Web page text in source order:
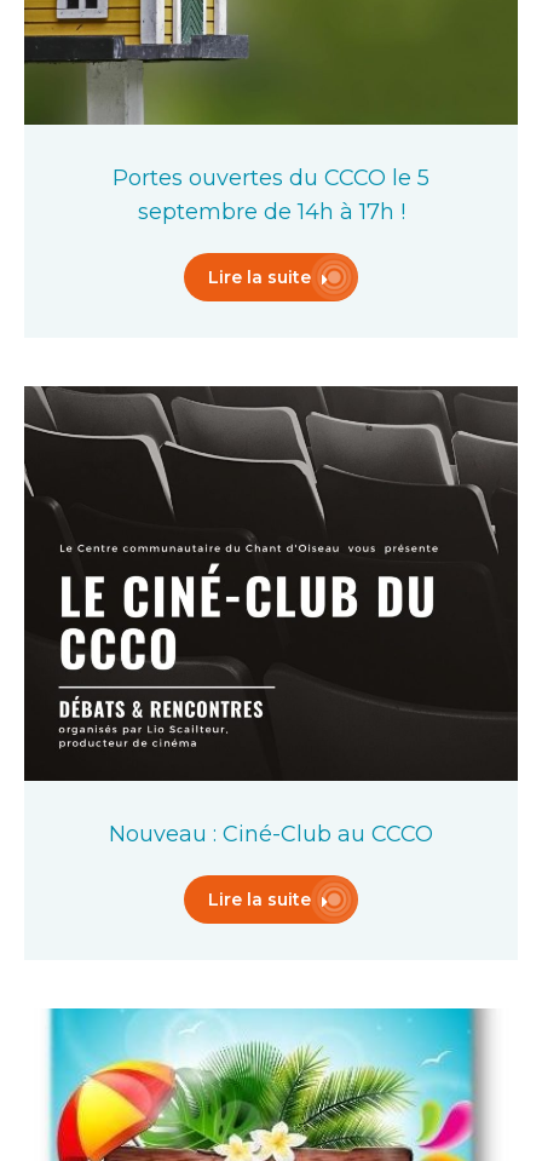
Portes ouvertes du CCCO le 5
septembre de 14h à 17h !
Lire la suite
Nouveau : Ciné-Club au CCCO
Lire la suite